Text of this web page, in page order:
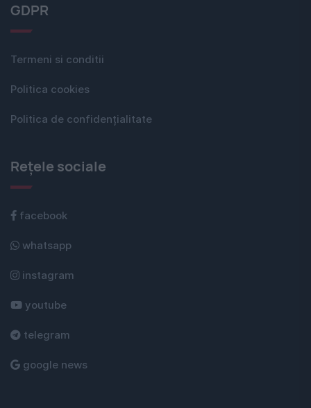
GDPR
Termeni si conditii
Politica cookies
Politica de confidențialitate
Rețele sociale
facebook
whatsapp
instagram
youtube
telegram
google news